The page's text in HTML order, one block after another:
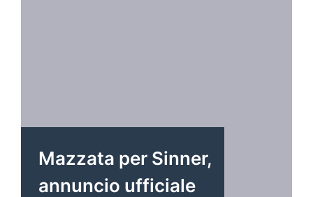
Mazzata per Sinner,
annuncio ufficiale